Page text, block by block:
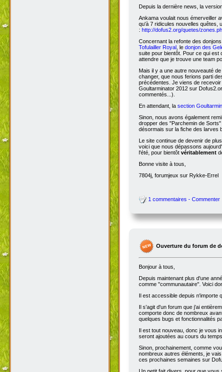
Depuis la dernière news, la
Ankama voulait nous émerveiller
qu'à 7 ridicules nouvelles quêtes,
: http://dofus2.org/quetes/
Concernant la refonte des
Tofulailler Royal , le donjon des
suite pour bientôt. Pour ce qui est
attendre que je trouve une team
Mais il y a une autre nouveauté
changer, que nous ferions parti
précédentes. Je viens de
Goultarminator 2012 sur
commentés...).
En attendant, la section
Sinon, nous avons également
dropper des "Parchemin de
désormais sur la fiche des larves
Le site continue de devenir de
voici que nous dépassons
l'été, pour bientôt véritablement
Bonne visite à tous,
7804j, forumjeux sur Rykke-Errel
1 commentaires - Commenter
Ouverture du forum de
Bonjour à tous,
Depuis maintenant plus d'une
comme "communautaire". Voici
Il est accessible depuis n'importe
Il s'agit d'un forum que j'ai
comporte donc de nombreux
quelques bugs et fonctionnalités
Il est tout nouveau, donc je vous
seront ajoutées au cours du
Sinon, prochainement, comme
nombreux autres éléments, je
ces prochaines semaines sur